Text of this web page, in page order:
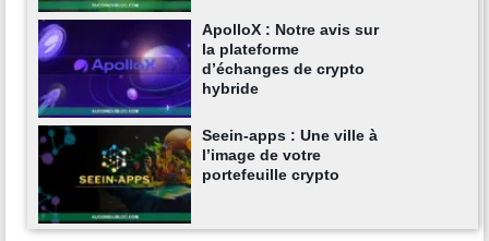
ApolloX : Notre avis sur
la plateforme
d’échanges de crypto
hybride
Seein-apps : Une ville à
l’image de votre
portefeuille crypto